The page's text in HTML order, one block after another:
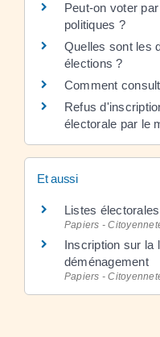
Peut-on voter
politiques ?
Quelles sont les
élections ?
Comment
Refus
électorale par le
Et aussi
Listes
Papiers -
Inscription sur la
déménagement
Papiers -